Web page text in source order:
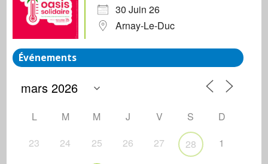
30 Juin 26
Arnay-Le-Duc
Événements
L M M J V S
D
23
24 25 26 27 28 1